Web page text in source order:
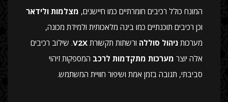
המונח כולל רכיבים חומרתיים כמו חיישנים, מצלמות ולידאר
וכן רכיבים תוכנתיים כמו בינה מלאכותית ולמידת מכונה,
מערכות ניהול סוללה ורשתות תקשורת V2X. שילוב רכיבים
אלה יוצר מערכות מתקדמות לרכב המספקות זיהוי
סביבתי, תגובה בזמן אמת ושיפור חוויית המשתמש.